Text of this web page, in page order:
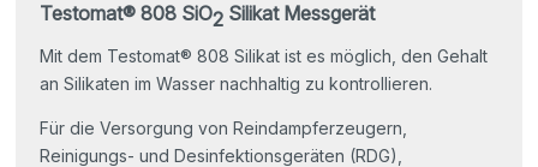
Testomat® 808 SiO2 Silikat Messgerät
Mit dem Testomat® 808 Silikat ist es möglich, den Gehalt
an Silikaten im Wasser nachhaltig zu kontrollieren.
Für die Versorgung von Reindampferzeugern,
Reinigungs- und Desinfektionsgeräten (RDG),